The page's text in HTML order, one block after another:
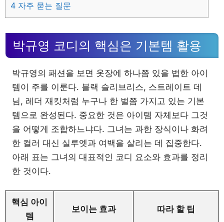
4 자주 묻는 질문
박규영 코디의 핵심은 기본템 활용
박규영의 패션을 보면 옷장에 하나쯤 있을 법한 아이
템이 주를 이룬다. 블랙 슬리브리스, 스트레이트 데
님, 레더 재킷처럼 누구나 한 벌쯤 가지고 있는 기본
템으로 완성된다. 중요한 것은 아이템 자체보다 그것
을 어떻게 조합하느냐다. 그녀는 과한 장식이나 화려
한 컬러 대신 실루엣과 여백을 살리는 데 집중한다.
아래 표는 그녀의 대표적인 코디 요소와 효과를 정리
한 것이다.
핵심 아이
템
보이는 효과 따라 할 팁